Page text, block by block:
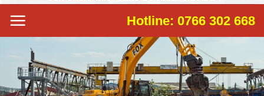
Hotline: 0766 302 668